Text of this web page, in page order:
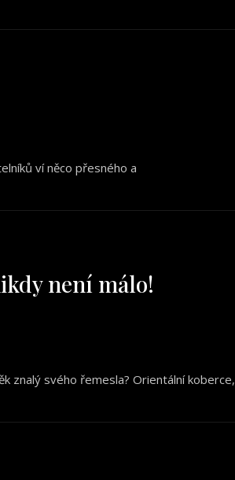
ví něco přesného a
není málo!
znalý svého řemesla? Orientální koberce,